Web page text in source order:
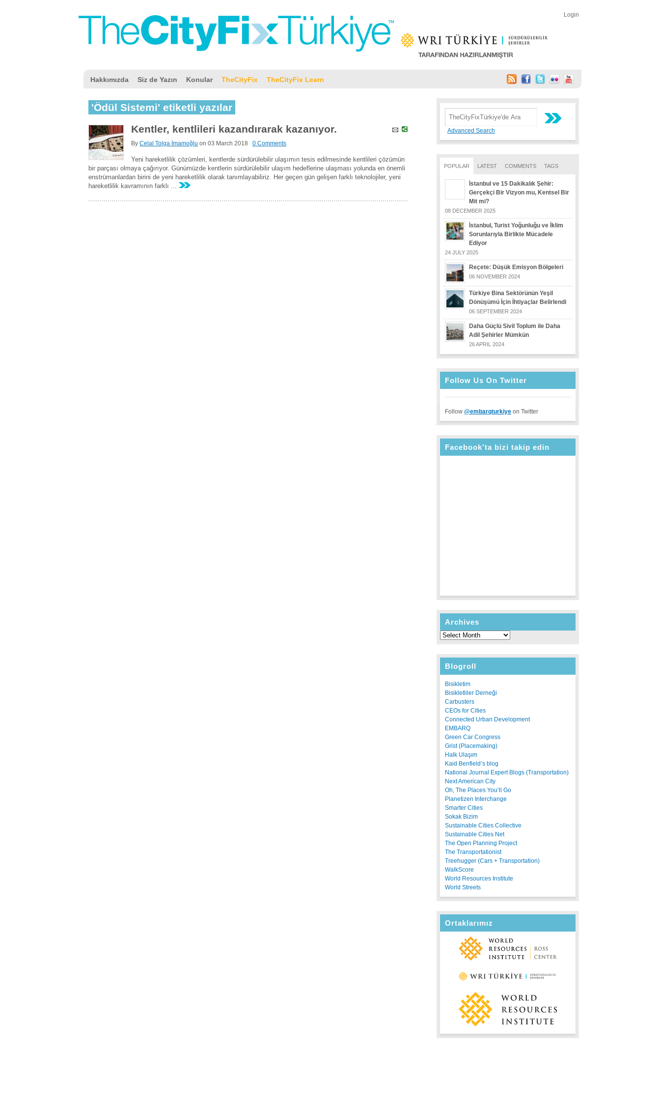
Login
Hakkımızda Siz de Yazın Konular TheCityFix TheCityFix Learn
Advanced Search
POPULAR LATEST COMMENTS TAGS
İstanbul ve 15 Dakikalık Şehir:
Gerçekçi Bir Vizyon mu, Kentsel Bir
Mit mi?
08 DECEMBER 2025
İstanbul, Turist Yoğunluğu ve İklim
Sorunlarıyla Birlikte Mücadele
Ediyor
24 JULY 2025
Reçete: Düşük Emisyon Bölgeleri
06 NOVEMBER 2024
Türkiye Bina Sektörünün Yeşil
Dönüşümü İçin İhtiyaçlar Belirlendi
06 SEPTEMBER 2024
Daha Güçlü Sivil Toplum ile Daha
Adil Şehirler Mümkün
26 APRIL 2024
Follow Us On Twitter
Follow @embarqturkiye on Twitter
Facebook’ta bizi takip edin
Archives
Blogroll
Bisikletim
Bisikletliler Derneği
Carbusters
CEOs for Cities
Connected Urban Development
EMBARQ
Green Car Congress
Grist (Placemaking)
Halk Ulaşım
Kaid Benfield’s blog
National Journal Expert Blogs (Transportation)
Next American City
Oh, The Places You’ll Go
Planetizen Interchange
Smarter Cities
Sokak Bizim
Sustainable Cities Collective
Sustainable Cities Net
The Open Planning Project
The Transportationist
Treehugger (Cars + Transportation)
WalkScore
World Resources Institute
World Streets
Ortaklarımız
'Ödül Sistemi' etiketli yazılar
Kentler, kentlileri kazandırarak kazanıyor.
By Celal Tolga İmamoğlu on 03 March 2018 0 Comments
Yeni hareketlilik çözümleri, kentlerde sürdürülebilir ulaşımın tesis edilmesinde kentlileri çözümün
bir parçası olmaya çağırıyor. Günümüzde kentlerin sürdürülebilir ulaşım hedeflerine ulaşması yolunda en önemli
enstrümanlardan birini de yeni hareketlilik olarak tanımlayabiliriz. Her geçen gün gelişen farklı teknolojiler, yeni
hareketlilik kavramının farklı ...